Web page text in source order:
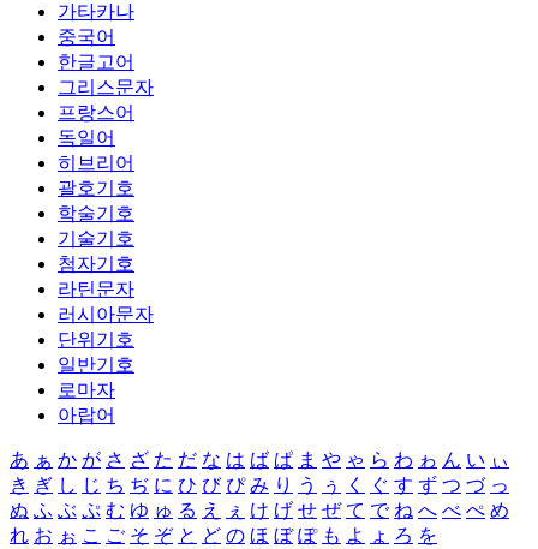
가타카나
중국어
한글고어
그리스문자
프랑스어
독일어
히브리어
괄호기호
학술기호
기술기호
첨자기호
라틴문자
러시아문자
단위기호
일반기호
로마자
아랍어
あ ぁ か が さ ざ た だ な は ば ぱ ま や ゃ ら わ ゎ ん い ぃ
き ぎ し じ ち ぢ に ひ び ぴ み り う ぅ く ぐ す ず つ づ っ
ぬ ふ ぶ ぷ む ゆ ゅ る え ぇ け げ せ ぜ て で ね へ べ ぺ め
れ お ぉ こ ご そ ぞ と ど の ほ ぼ ぽ も よ ょ ろ を